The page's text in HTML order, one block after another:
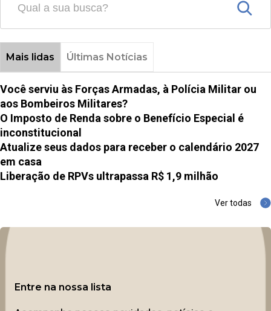
Mais lidas Últimas Notícias
Você serviu às Forças Armadas, à Polícia Militar ou
aos Bombeiros Militares?
O Imposto de Renda sobre o Benefício Especial é
inconstitucional
Atualize seus dados para receber o calendário 2027
em casa
Liberação de RPVs ultrapassa R$ 1,9 milhão
Ver todas
Entre na nossa lista